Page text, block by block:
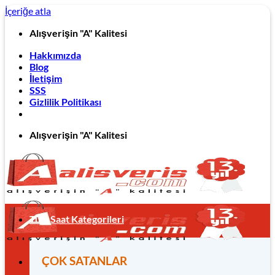
İçeriğe atla
Alışverişin "A" Kalitesi
Hakkımızda
Blog
İletişim
SSS
Gizlilik Politikası
Alışverişin "A" Kalitesi
Tüm Saat Kategorileri
ÇOK SATANLAR